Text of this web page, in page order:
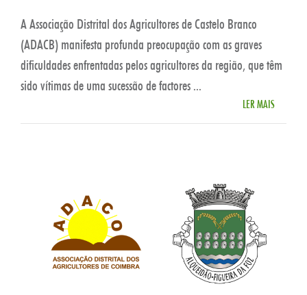
A Associação Distrital dos Agricultores de Castelo Branco
(ADACB) manifesta profunda preocupação com as graves
dificuldades enfrentadas pelos agricultores da região, que têm
sido vítimas de uma sucessão de factores ...
LER MAIS